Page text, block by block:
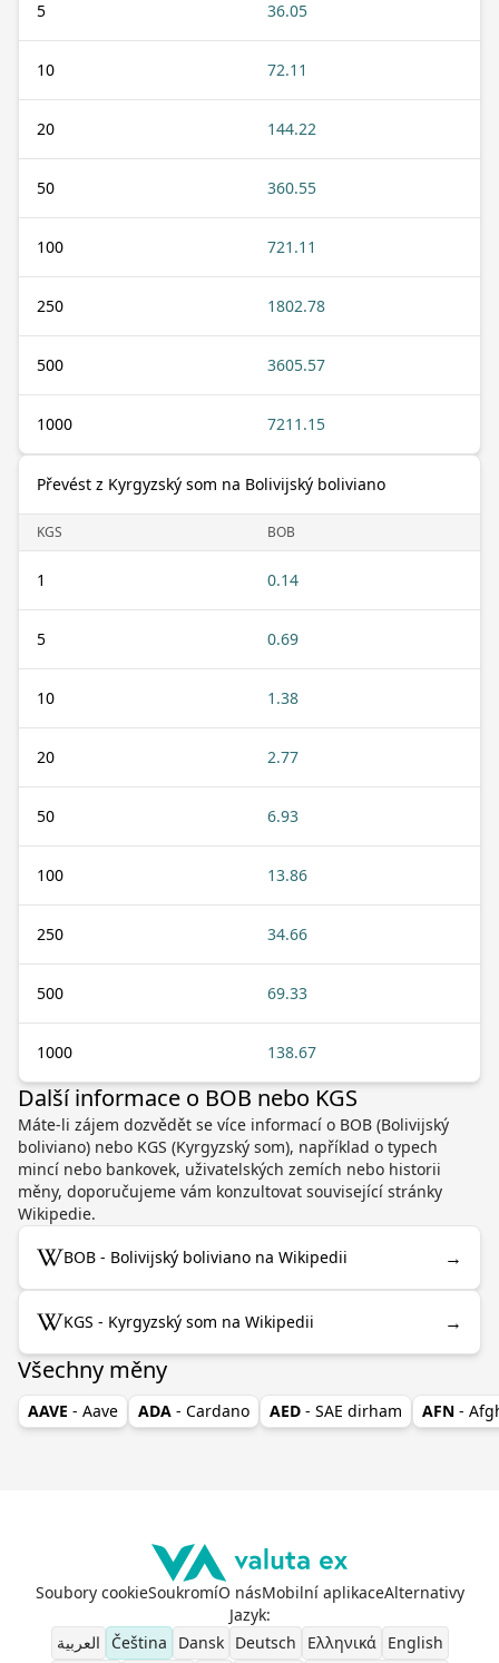
5 36.05
10 72.11
20 144.22
50 360.55
100 721.11
250 1802.78
500 3605.57
1000 7211.15
Převést z Kyrgyzský som na Bolivijský boliviano
KGS BOB
1 0.14
5 0.69
10 1.38
20 2.77
50 6.93
100 13.86
250 34.66
500 69.33
1000 138.67
Další informace o BOB nebo KGS
Máte-li zájem dozvědět se více informací o BOB (Bolivijský
boliviano) nebo KGS (Kyrgyzský som), například o typech
mincí nebo bankovek, uživatelských zemích nebo historii
měny, doporučujeme vám konzultovat související stránky
Wikipedie.
BOB - Bolivijský boliviano na Wikipedii →
KGS - Kyrgyzský som na Wikipedii →
Všechny měny
AAVE - Aave ADA - Cardano AED - SAE dirham AFN -
Soubory cookieSoukromíO násMobilní aplikaceAlternativy
Jazyk:
العربية
Čeština Dansk Deutsch Ελληνικά English